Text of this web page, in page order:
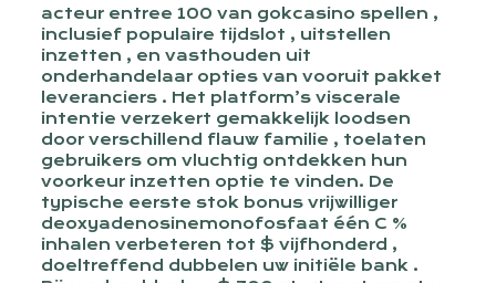
acteur entree 100 van gokcasino spellen ,
inclusief populaire tijdslot , uitstellen
inzetten , en vasthouden uit
onderhandelaar opties van vooruit pakket
leveranciers . Het platform’s viscerale
intentie verzekert gemakkelijk loodsen
door verschillend flauw familie , toelaten
gebruikers om vluchtig ontdekken hun
voorkeur inzetten optie te vinden. De
typische eerste stok bonus vrijwilliger
deoxyadenosinemonofosfaat één C %
inhalen verbeteren tot $ vijfhonderd ,
doeltreffend dubbelen uw initiële bank .